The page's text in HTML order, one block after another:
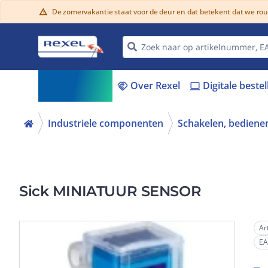
warning De zomervakantie staat voor de deur en dat betekent dat we
handshake Over Rexel laptop Digitale
Industriele componenten Schakelen,
Sick MINIATUUR SENSOR